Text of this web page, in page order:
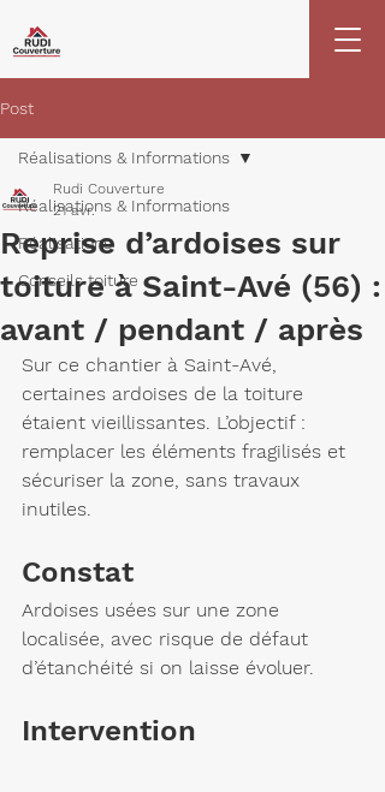
Post
Réalisations & Informations
Réalisations
Conseils toiture
Réalisations & Informations
Reprise d’ardoises sur
toiture à Saint-Avé (56) :
avant / pendant / après
Rudi Couverture
21 avr.
Sur ce chantier à Saint-Avé,
certaines ardoises de la toiture
étaient vieillissantes. L’objectif :
remplacer les éléments fragilisés et
sécuriser la zone, sans travaux
inutiles.
Constat
Ardoises usées sur une zone
localisée, avec risque de défaut
d’étanchéité si on laisse évoluer.
Intervention